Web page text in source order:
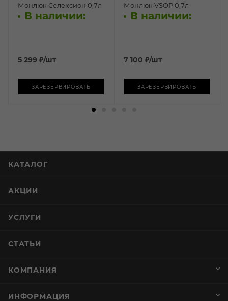
Монлюк Селексион 0,7л
В наличии:
5 299 ₽/шт
ЗАРЕЗЕРВИРОВАТЬ
Монлюк VSOP 0,7л
В наличии:
7 100 ₽/шт
ЗАРЕЗЕРВИРОВАТЬ
КАТАЛОГ
АКЦИИ
УСЛУГИ
СТАТЬИ
КОМПАНИЯ
ИНФОРМАЦИЯ